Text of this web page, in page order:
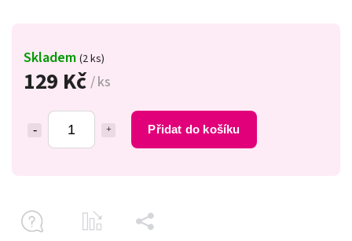
129 Kč / ks
Přidat do košíku
Skladem (2 ks)